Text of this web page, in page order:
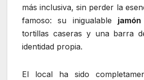
más inclusiva, sin perder la
famoso: su inigualable
tortillas caseras y una barra
identidad propia.
El local ha sido